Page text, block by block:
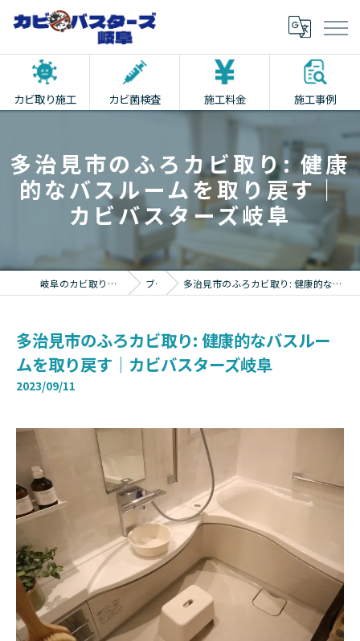
カビ取り施工 カビ菌検査 施工料金 施工事例
多治見市のふろカビ取り: 健康
的なバスルームを取り戻す｜
カビバスターズ岐阜
岐阜のカビ取りならカビバスターズ岐阜 ブログ 多治見市のふろカビ取り: 健康的なバスルームを取り戻す｜カビバスターズ岐阜
多治見市のふろカビ取り: 健康的なバスルー
ムを取り戻す｜カビバスターズ岐阜
2023/09/11